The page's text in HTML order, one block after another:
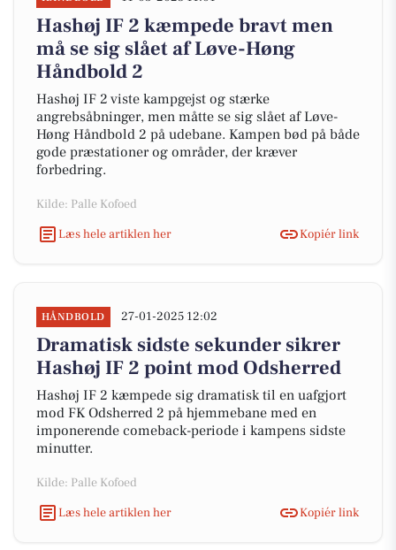
Hashøj IF 2 kæmpede bravt men
må se sig slået af Løve-Høng
Håndbold 2
Hashøj IF 2 viste kampgejst og stærke
angrebsåbninger, men måtte se sig slået af Løve-
Høng Håndbold 2 på udebane. Kampen bød på både
gode præstationer og områder, der kræver
forbedring.
Kilde: Palle Kofoed
Læs hele artiklen her
Kopiér link
HÅNDBOLD 27-01-2025 12:02
Dramatisk sidste sekunder sikrer
Hashøj IF 2 point mod Odsherred
Hashøj IF 2 kæmpede sig dramatisk til en uafgjort
mod FK Odsherred 2 på hjemmebane med en
imponerende comeback-periode i kampens sidste
minutter.
Kilde: Palle Kofoed
Læs hele artiklen her
Kopiér link